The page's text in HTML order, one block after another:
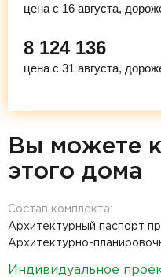
цена с 16 августа,
8 124 136
цена с 31 августа,
Вы можете
этого дома
Состав комплекта:
Архитектурный паспорт
Архитектурно-
Индивидуальное